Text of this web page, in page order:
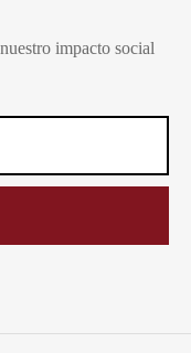
impacto social